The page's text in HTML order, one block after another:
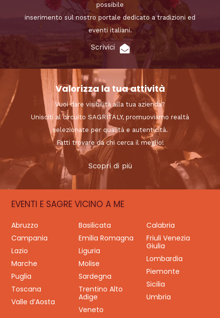
possibile
inserimento sul nostro portale dedicato a tradizioni ed
eventi italiani.
Scrivici
Valorizza la tua attività
Vuoi dare visibilità alla tua azienda?
Unisciti al circuito SAGRITALY, promuoviamo realtà
selezionate per qualità e autenticità.
Fatti trovare da chi cerca il meglio!
Scopri di più
EVENTI E SAGRE VICINO A ME
Abruzzo Basilicata
Calabria
Campania
Emilia Romagna
Friuli Venezia
Giulia
Lazio
Liguria
Lombardia
Marche
Molise
Piemonte
Puglia
Sardegna
Sicilia
Toscana
Trentino Alto
Adige
Umbria
Valle d’Aosta
Veneto